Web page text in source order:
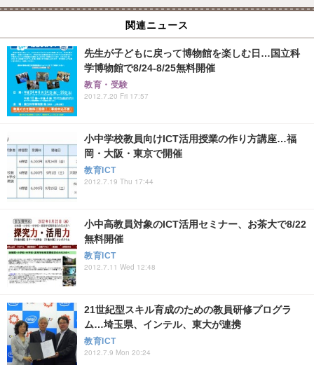
関連ニュース
先生が子どもに戻って博物館を楽しむ日…国立科
学博物館で8/24-8/25無料開催
教育・受験
2012.7.20 Fri 17:57
小中学校教員向けICT活用授業の作り方講座…福
岡・大阪・東京で開催
教育ICT
2012.7.19 Thu 17:44
小中高教員対象のICT活用セミナー、お茶大で8/22
無料開催
教育ICT
2012.7.11 Wed 12:48
21世紀型スキル育成のための教員研修プログラ
ム…埼玉県、インテル、東大が連携
教育ICT
2012.7.9 Mon 20:24